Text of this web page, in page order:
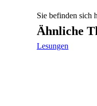
Ähnliche
Lesungen